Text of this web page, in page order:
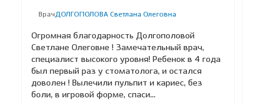
ВрачДОЛГОПОЛОВА Светлана Олеговна
Огромная благодарность Долгополовой
Светлане Олеговне ! Замечательный врач,
специалист высокого уровня! Ребенок в 4 года
был первый раз у стоматолога, и остался
доволен ! Вылечили пульпит и кариес, без
боли, в игровой форме, спаси...